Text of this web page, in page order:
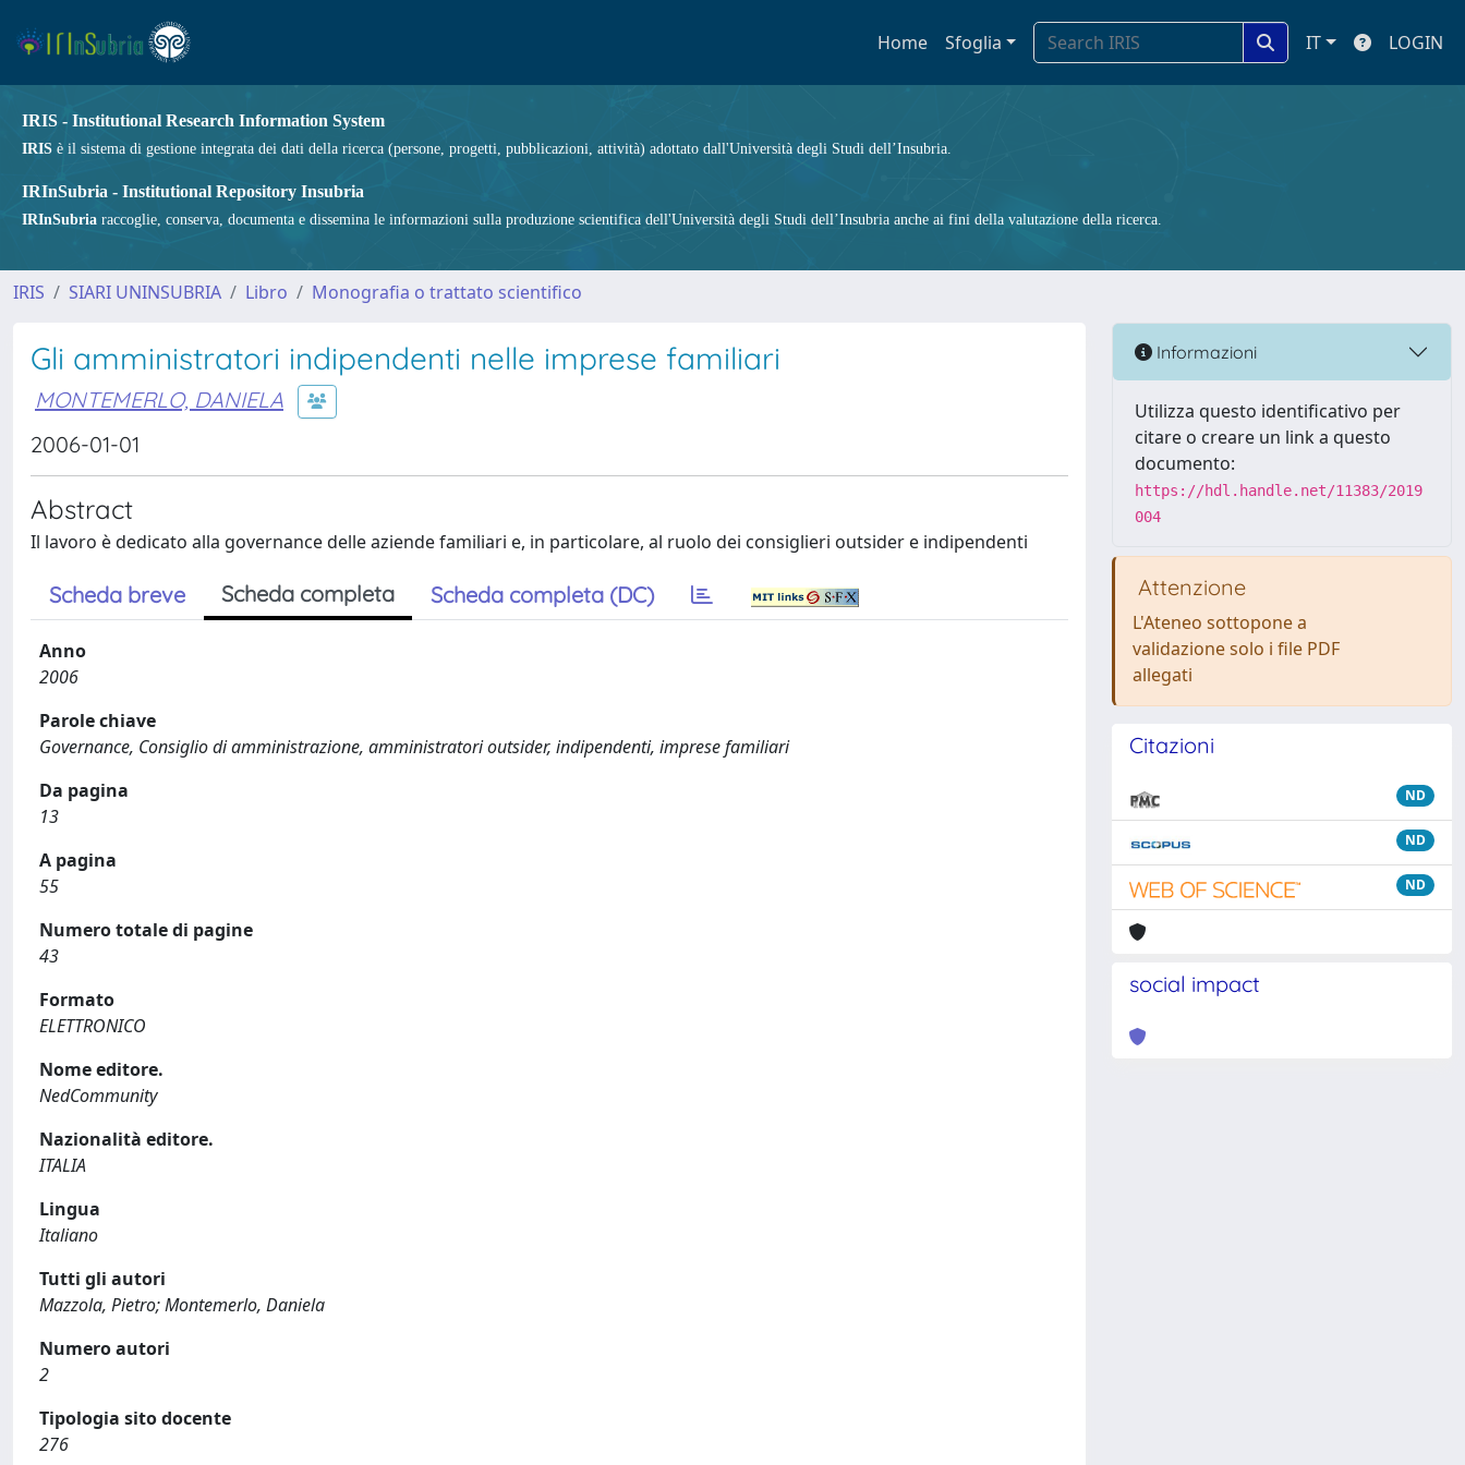
Home Sfoglia IT LOGIN
IRIS - Institutional Research Information System
IRIS è il sistema di gestione integrata dei dati della ricerca (persone, progetti, pubblicazioni, attività) adottato dall'Università degli Studi dell’Insubria.
IRInSubria - Institutional Repository Insubria
IRInSubria raccoglie, conserva, documenta e dissemina le informazioni sulla produzione scientifica dell'Università degli Studi dell’Insubria anche ai fini della valutazione della ricerca.
IRIS SIARI UNINSUBRIA Libro Monografia o trattato scientifico
Gli amministratori indipendenti nelle imprese familiari
MONTEMERLO, DANIELA
2006-01-01
Abstract
Il lavoro è dedicato alla governance delle aziende familiari e, in particolare, al ruolo dei consiglieri outsider e indipendenti
Scheda breve Scheda completa Scheda completa (DC)
Anno
2006
Parole chiave
Governance, Consiglio di amministrazione, amministratori outsider, indipendenti, imprese familiari
Da pagina
13
A pagina
55
Numero totale di pagine
43
Formato
ELETTRONICO
Nome editore.
NedCommunity
Nazionalità editore.
ITALIA
Lingua
Italiano
Tutti gli autori
Mazzola, Pietro; Montemerlo, Daniela
Numero autori
2
Tipologia sito docente
276
Informazioni
Utilizza questo identificativo per
citare o creare un link a questo
documento:
https://hdl.handle.net/11383/2019
004
Attenzione
L'Ateneo sottopone a
validazione solo i file PDF
allegati
Citazioni
ND
ND
ND
social impact